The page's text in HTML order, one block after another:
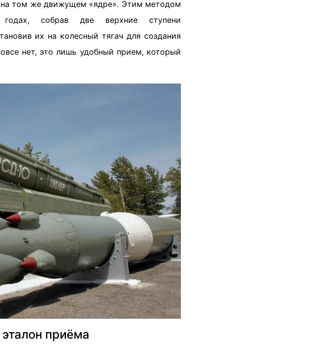
на том же движущем «ядре». Этим методом
собрав две верхние ступени
их на колесный тягач для создания
нет, это лишь удобный прием, который
приёма